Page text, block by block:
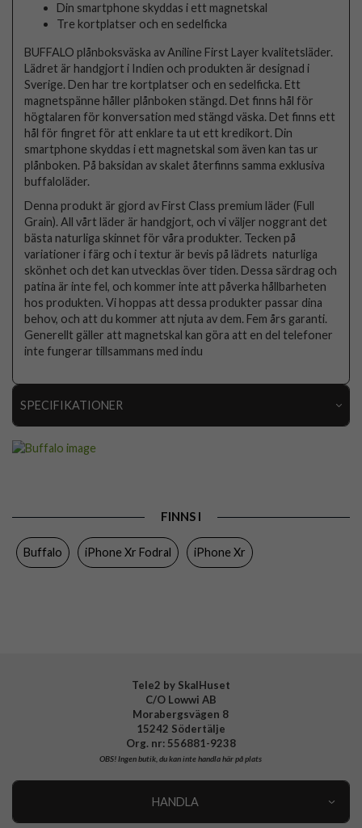
Din smartphone skyddas i ett magnetskal
Tre kortplatser och en sedelficka
BUFFALO plånboksväska av Aniline First Layer kvalitetsläder.
Lädret är handgjort i Indien och produkten är designad i
Sverige. Den har tre kortplatser och en sedelficka. Ett
magnetspänne håller plånboken stängd. Det finns hål för
högtalaren för konversation med stängd väska. Det finns ett
hål för fingret för att enklare ta ut ett kredikort. Din
smartphone skyddas i ett magnetskal som även kan tas ur
plånboken. På baksidan av skalet återfinns samma exklusiva
buffaloläder.
Denna produkt är gjord av First Class premium läder (Full
Grain). All vårt läder är handgjort, och vi väljer noggrant det
bästa naturliga skinnet för våra produkter. Tecken på
variationer i färg och i textur är bevis på lädrets naturliga
skönhet och det kan utvecklas över tiden. Dessa särdrag och
patina är inte fel, och kommer inte att påverka hållbarheten
hos produkten. Vi hoppas att dessa produkter passar dina
behov, och att du kommer att njuta av dem. Fem års garanti.
Generellt gäller att magnetskal kan göra att en del telefoner
inte fungerar tillsammans med indu
SPECIFIKATIONER
Färg
FINNS I
Buffalo iPhone Xr Fodral iPhone Xr
Tele2 by SkalHuset
C/O Lowwi AB
Morabergsvägen 8
15242 Södertälje
Org. nr: 556881-9238
OBS!Ingen butik, du kan inte handla här på plats
HANDLA